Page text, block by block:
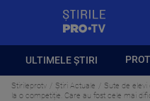
ULTIMELE ȘTIRI
Stirileprotv Știri Actuale
Sute de
la o competiție. Care au fost cele mai